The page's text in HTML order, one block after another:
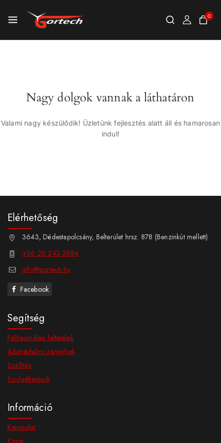
0
Nagy dolgok vannak a láthatáron
Valami nagy készülődik! Üzletünk fejlesztés alatt áll és hamarosan
indul!
Elérhetőség
3643, Dédestapolcsány, Belterület hrsz. 878 (Benzinkút mellett)
+36 20 243 3884
info@gortech.hu
Facebook
Segítség
Felhasználási feltételek
Adatvédelmi irányelvek
Szállítás
Szolgáltatások
Információ
Kapcsolat